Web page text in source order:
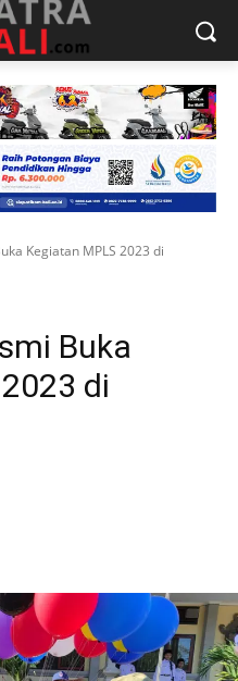
Kegiatan MPLS 2023 di
Buka
di